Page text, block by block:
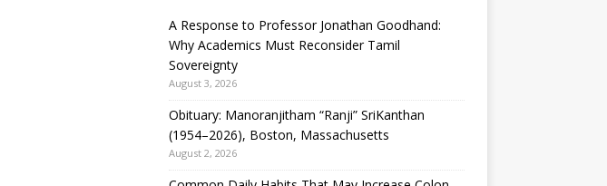
A Response to Professor Jonathan Goodhand:
Why Academics Must Reconsider Tamil
Sovereignty
August 3, 2026
Obituary: Manoranjitham “Ranji” SriKanthan
(1954–2026), Boston, Massachusetts
August 2, 2026